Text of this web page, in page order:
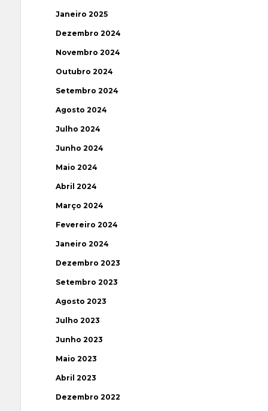
Janeiro 2025
Dezembro 2024
Novembro 2024
Outubro 2024
Setembro 2024
Agosto 2024
Julho 2024
Junho 2024
Maio 2024
Abril 2024
Março 2024
Fevereiro 2024
Janeiro 2024
Dezembro 2023
Setembro 2023
Agosto 2023
Julho 2023
Junho 2023
Maio 2023
Abril 2023
Dezembro 2022